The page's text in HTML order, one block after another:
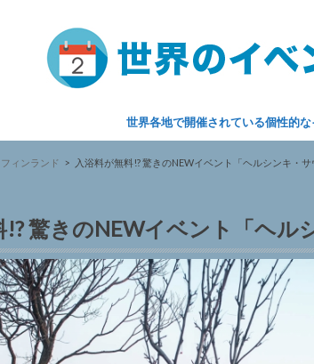
世界各地で開催されている個性的
フィンランド 入浴料が無料!? 驚きのNEWイベント「ヘルシンキ・サ
!? 驚きのNEWイベント「ヘル